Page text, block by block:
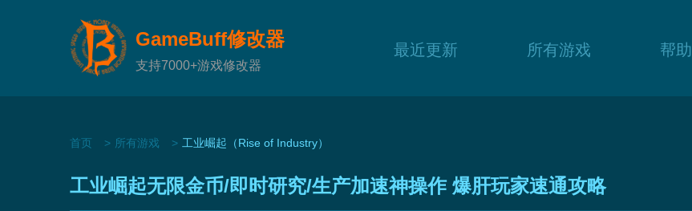
GameBuff修改器
支持7000+游戏修改器
最近更新 所有游戏 帮助
首页 所有游戏 工业崛起（Rise of Industry）
工业崛起无限金币/即时研究/生产加速神操作 爆肝玩家速通攻略